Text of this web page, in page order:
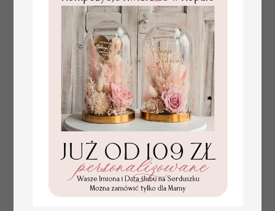
Prezent dla dziecka na narodziny
welurowy album na zdjęcia,
pamiątka z pierwszych lat życia
349.00 PLN